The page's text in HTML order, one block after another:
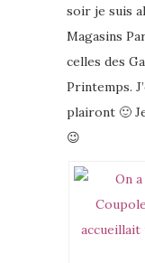
soir je suis
Magasins
celles des
Printemps.
plairont 🙂
😉